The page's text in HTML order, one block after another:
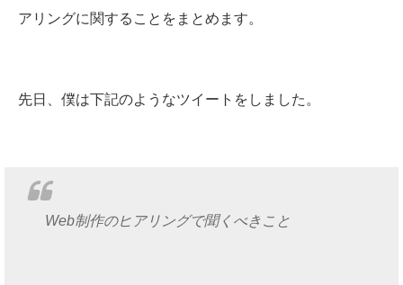
アリングに関することをまとめます。
先日、僕は下記のようなツイートをしました。
Web制作のヒアリングで聞くべきこと